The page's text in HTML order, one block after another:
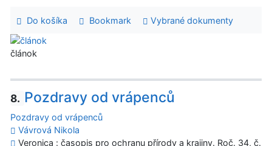
Do košíka Bookmark Vybrané dokumenty
článok
8. Pozdravy od vrápenců
Pozdravy od vrápenců
Vávrová Nikola
Veronica : časopis pro ochranu přírody a krajiny. Roč. 34, č.